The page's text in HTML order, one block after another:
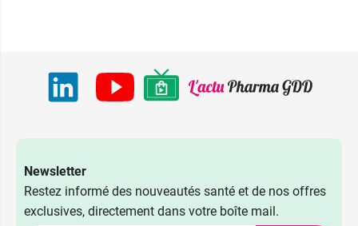
Newsletter
Restez informé des nouveautés santé et de nos offres
exclusives, directement dans votre boîte mail.